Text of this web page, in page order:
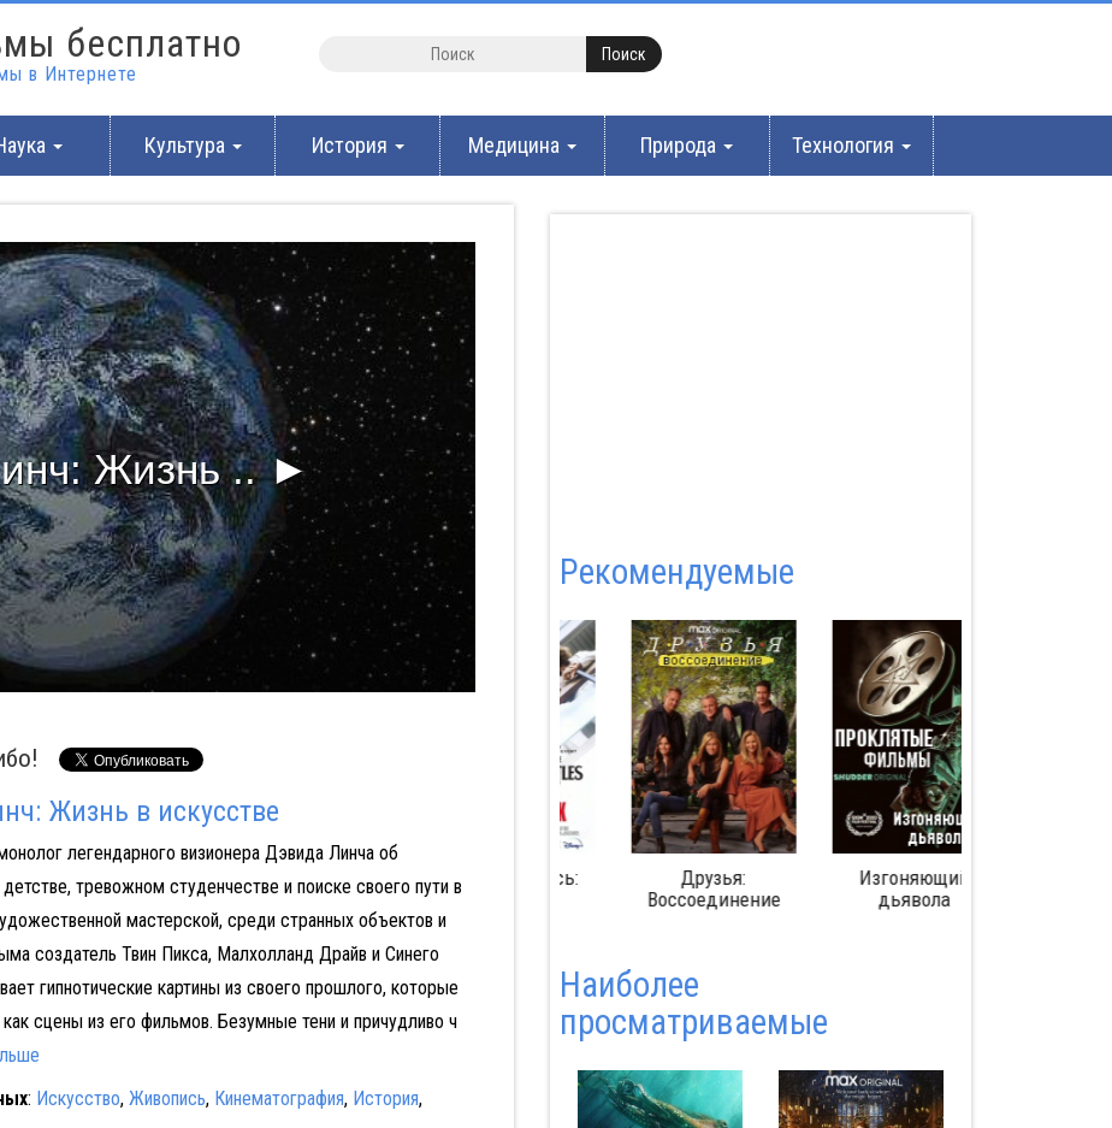
бесплатно
в Интернете
Культура История Медицина Природа Технология
Жизнь .. ►
Жизнь в искусстве
легендарного визионера Дэвида Линча об
тревожном студенчестве и поиске своего пути в
мастерской, среди странных объектов и
создатель Твин Пикса, Малхолланд Драйв и Синего
гипнотические картины из своего прошлого, которые
сцены из его фильмов. Безумные тени и причудливо ч
: Искусство, Живопись, Кинематография, История,
Pекомендуемые
из Tinder Блицкриг
Битлз: Вернись:
Часть I
Друзья:
Воссоединение
Изгоняющий
дьявола
Наиболее
просматриваемые